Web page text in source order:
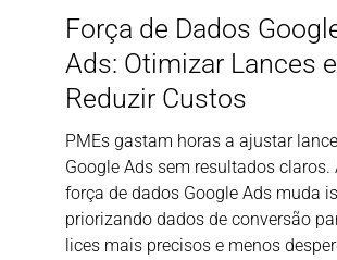
Força de Dados
Ads: Otimizar Lances e
Reduzir Custos
PMEs gastam horas a ajustar
Google Ads sem resultados claros.
força de dados Google Ads muda
priorizando dados de conversão
lices mais precisos e menos